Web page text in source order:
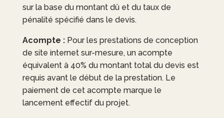
sur la base du montant dû et du taux de
pénalité spécifié dans le devis.
Acompte :Pour les prestations de conception
de site internet sur-mesure, un acompte
équivalent à 40% du montant total du devis est
requis avant le début de la prestation. Le
paiement de cet acompte marque le
lancement effectif du projet.